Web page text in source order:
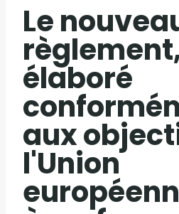
Le
élaboré
aux
l'Union